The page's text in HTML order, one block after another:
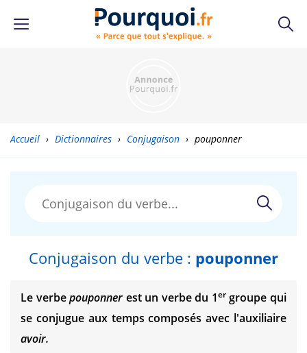
Accueil › Dictionnaires › Conjugaison › pouponner
Conjugaison du verbe : pouponner
Le verbepouponner est un verbe du 1ergroupe qui
se conjugue aux temps composés avec l'auxiliaire
avoir.